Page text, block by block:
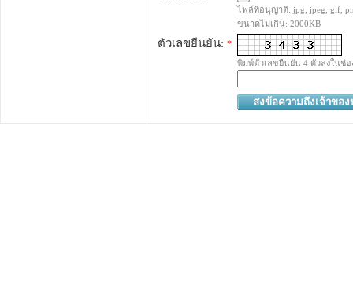
ไฟล์ที่อนุญาติ: jpg, jpeg, gif,
ขนาดไม่เกิน: 2000KB
ตัวเลขยืนยัน: *
พิมพ์ตัวเลขยืนยัน 4 ตัวลงในช่อ
ส่งข้อความถึงเจ้าของ